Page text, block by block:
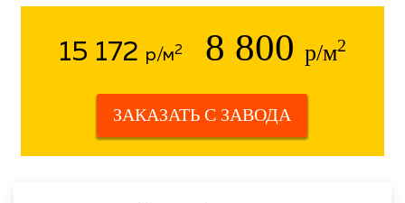
15 172 р/м2 8 800 р/м2
ЗАКАЗАТЬ С ЗАВОДА